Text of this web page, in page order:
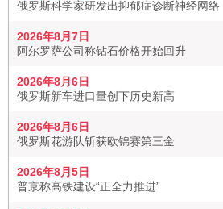
俄罗斯科学家研发出抑郁症诊断神经网络
2026年8月7日
阿尔罗萨公司称钻石价格开始回升
2026年8月6日
俄罗斯新车进口量创下历史新高
2026年8月6日
俄罗斯花游队斩获欧锦赛第三金
2026年8月5日
普京称高铁建设“正全力推进”